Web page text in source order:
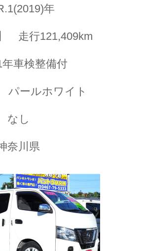
年
走行121,409km
車検整備付
パールホワイト
なし
奈川県